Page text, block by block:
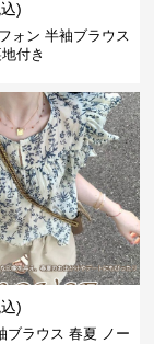
)
ォン 半袖ブラウス
付き
)
ブラウス 春夏 ノー